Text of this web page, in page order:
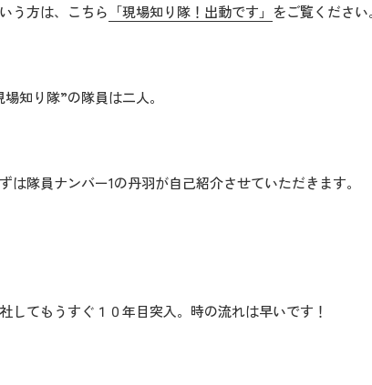
う方は、こちら 「現場知り隊！出動です」 をご覧ください。
場知り隊”の隊員は二人。
は隊員ナンバー1の丹羽が自己紹介させていただきます。
してもうすぐ１０年目突入。時の流れは早いです！